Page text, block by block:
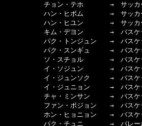
チョン・テホ　　　　→　サッカー
ハン・ヒボム　　　　→　サッカー
ハン・ヒユン　　　　→　サッカー
キム・デヨン　　　　→　バスケッ
パク・トンジュン　　→　バスケッ
パク・スンギュ　　　→　バスケッ
ソ・スチョル　　　　→　バスケッ
イ・ソジュン　　　　→　バスケッ
イ・ジュンソク　　　→　バスケッ
イ・ジュニョン　　　→　バスケッ
チャ・ミンサン　　　→　バスケッ
ファン・ボジョン　　→　バスケッ
ホン・ヒョニョン　　→　バスケッ
パク・チュニ　　　　→　バレーボ